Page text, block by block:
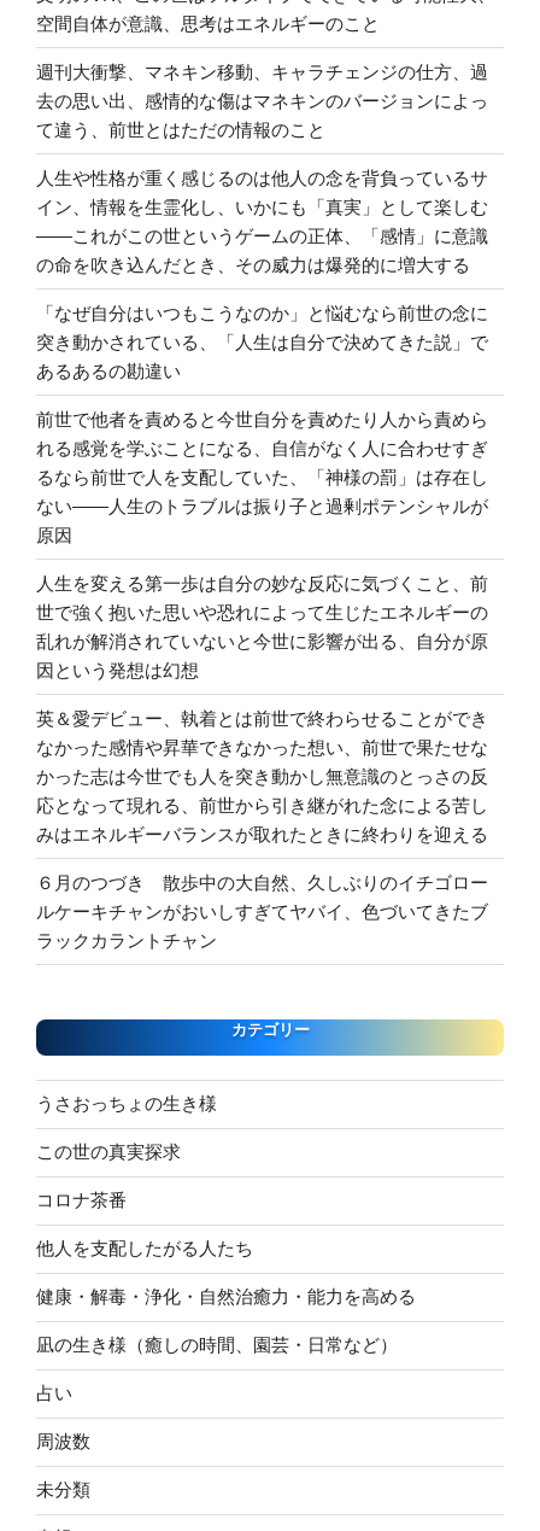
空間自体が意識、思考はエネルギーのこと
週刊大衝撃、マネキン移動、キャラチェンジの仕方、過
去の思い出、感情的な傷はマネキンのバージョンによっ
て違う、前世とはただの情報のこと
人生や性格が重く感じるのは他人の念を背負っているサ
イン、情報を生霊化し、いかにも「真実」として楽しむ
――これがこの世というゲームの正体、「感情」に意識
の命を吹き込んだとき、その威力は爆発的に増大する
「なぜ自分はいつもこうなのか」と悩むなら前世の念に
突き動かされている、「人生は自分で決めてきた説」で
あるあるの勘違い
前世で他者を責めると今世自分を責めたり人から責めら
れる感覚を学ぶことになる、自信がなく人に合わせすぎ
るなら前世で人を支配していた、「神様の罰」は存在し
ない――人生のトラブルは振り子と過剰ポテンシャルが
原因
人生を変える第一歩は自分の妙な反応に気づくこと、前
世で強く抱いた思いや恐れによって生じたエネルギーの
乱れが解消されていないと今世に影響が出る、自分が原
因という発想は幻想
英＆愛デビュー、執着とは前世で終わらせることができ
なかった感情や昇華できなかった想い、前世で果たせな
かった志は今世でも人を突き動かし無意識のとっさの反
応となって現れる、前世から引き継がれた念による苦し
みはエネルギーバランスが取れたときに終わりを迎える
６月のつづき 散歩中の大自然、久しぶりのイチゴロー
ルケーキチャンがおいしすぎてヤバイ、色づいてきたブ
ラックカラントチャン
カテゴリー
うさおっちょの生き様
この世の真実探求
コロナ茶番
他人を支配したがる人たち
健康・解毒・浄化・自然治癒力・能力を高める
凪の生き様（癒しの時間、園芸・日常など）
占い
周波数
未分類